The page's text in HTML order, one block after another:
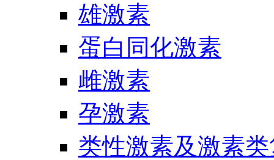
雄激素
蛋白同化激素
雌激素
孕激素
类性激素及激素